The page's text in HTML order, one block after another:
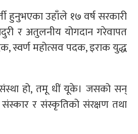
हुनुभएका उहाँले १७ वर्ष सरकारी
र अतुलनीय योगदान गरेवापत
स्वर्ण महोत्सव पदक, इराक युद्ध
हो, तमू धीं यूके। जसको सन्
र संस्कृतिको संरक्षण तथा